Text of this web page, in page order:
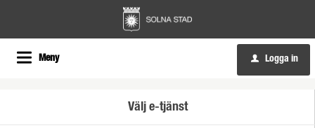
Meny u Logga in
Välj e-tjänst